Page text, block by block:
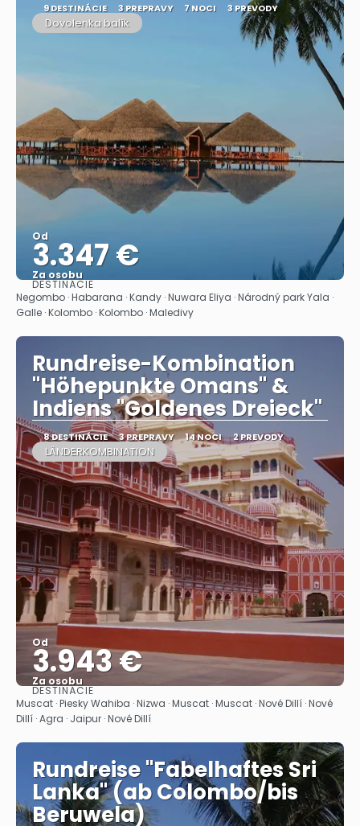
9 DESTINÁCIE 3 PREPRAVY 7 NOCI 3 PREVODY
Dovolenka balík
Od
3.347 €
Za osobu
Pozrieť sa
DESTINÁCIE
Negombo · Habarana · Kandy · Nuwara Eliya · Národný park Yala ·
Galle · Kolombo · Kolombo · Maledivy
Rundreise-Kombination
"Höhepunkte Omans" &
Indiens "Goldenes Dreieck"
8 DESTINÁCIE 3 PREPRAVY 14 NOCI 2 PREVODY
LÄNDERKOMBINATION
Od
3.943 €
Za osobu
Pozrieť sa
DESTINÁCIE
Muscat · Piesky Wahiba · Nizwa · Muscat · Muscat · Nové Dillí · Nové
Dillí · Agra · Jaipur · Nové Dillí
Rundreise "Fabelhaftes Sri
Lanka" (ab Colombo/bis
Beruwela)